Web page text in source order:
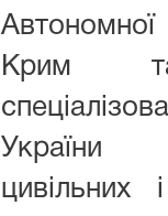
Крим
України
цивільних